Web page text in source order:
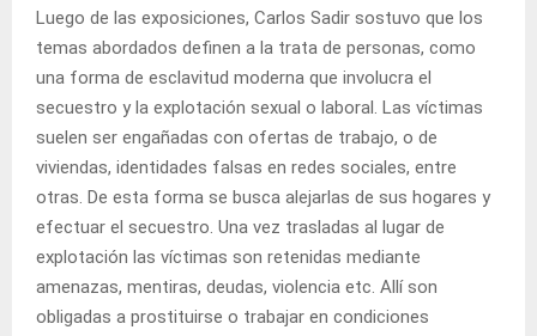
Luego de las exposiciones, Carlos Sadir sostuvo que los
temas abordados definen a la trata de personas, como
una forma de esclavitud moderna que involucra el
secuestro y la explotación sexual o laboral. Las víctimas
suelen ser engañadas con ofertas de trabajo, o de
viviendas, identidades falsas en redes sociales, entre
otras. De esta forma se busca alejarlas de sus hogares y
efectuar el secuestro. Una vez trasladas al lugar de
explotación las víctimas son retenidas mediante
amenazas, mentiras, deudas, violencia etc. Allí son
obligadas a prostituirse o trabajar en condiciones